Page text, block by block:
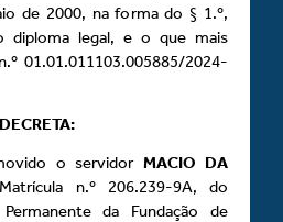
de 2000, na forma do § 1.º,
diploma legal, e o que mais
01.01.011103.005885/2024-
DECRETA:
o servidor MACIO DA
n.º 206.239-9A, do
da Fundação de